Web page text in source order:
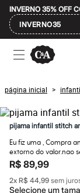
INVERNO 35% OFF
INVERNO35
Ofertas
Compre por
Masculino
Infantil
Calçados
Mindse7
Plus Size
Até 20% off
Até 40% off
Até 60% off
A partir de 60% off
Feminino
página inicial >
pijama infantil stitch
Eu fiz uma , Compra
extorno do valor.nao
R$ 89,99
2x R$ 44,99 sem
Selecione um